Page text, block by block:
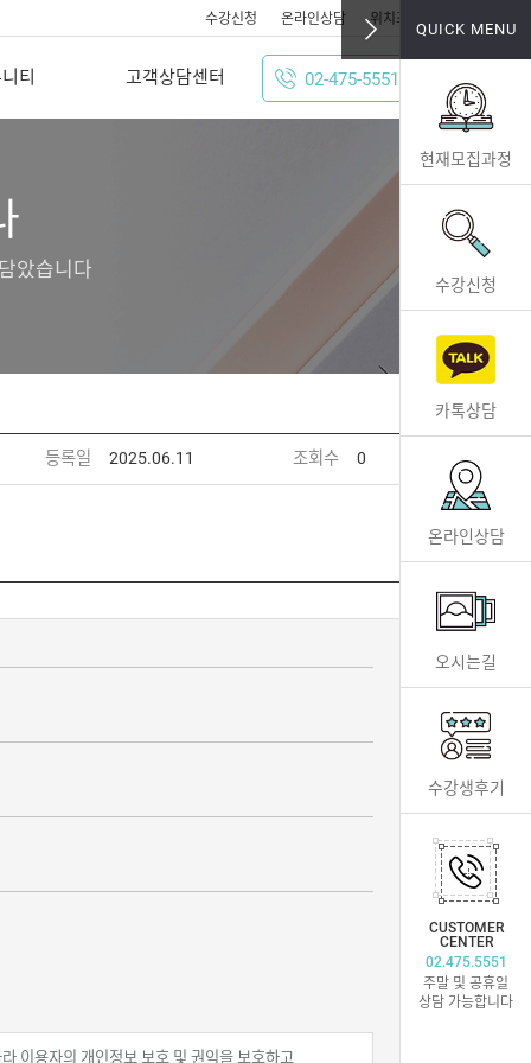
수강신청 온라인상담 위치조회
티 고객상담센터 02-475-5551
QUICK MENU
현재모집과정
수강신청
카톡상담
온라인상담
오시는길
수강생후기
CUSTOMER
CENTER
02.475.5551
주말 및 공휴일
상담 가능합니다
았습니다
등록일 2025.06.11 조회수 0